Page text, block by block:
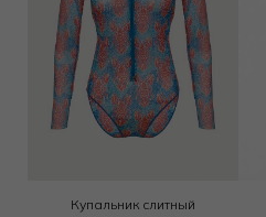
Купальник слитный